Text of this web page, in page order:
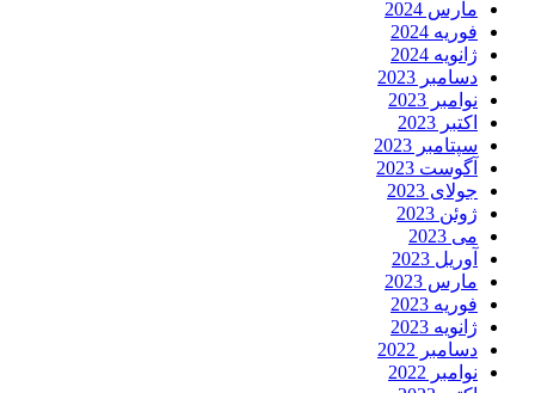
مارس 2024
فوریه 2024
ژانویه 2024
دسامبر 2023
نوامبر 2023
اکتبر 2023
سپتامبر 2023
آگوست 2023
جولای 2023
ژوئن 2023
می 2023
آوریل 2023
مارس 2023
فوریه 2023
ژانویه 2023
دسامبر 2022
نوامبر 2022